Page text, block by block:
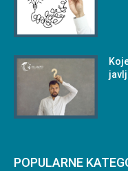
POPULARNE